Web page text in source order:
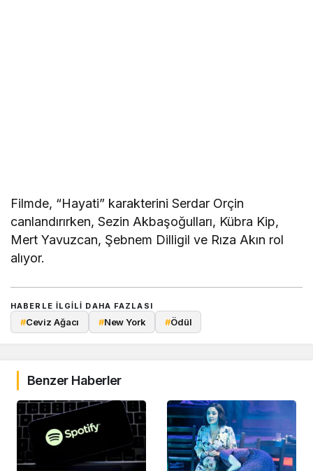
Filmde, “Hayati” karakterini Serdar Orçin
canlandırırken, Sezin Akbaşoğulları, Kübra Kip,
Mert Yavuzcan, Şebnem Dilligil ve Rıza Akın rol
alıyor.
HABERLE ILGILI DAHA FAZLASI
#Ceviz Ağacı #New York #Ödül
Benzer Haberler